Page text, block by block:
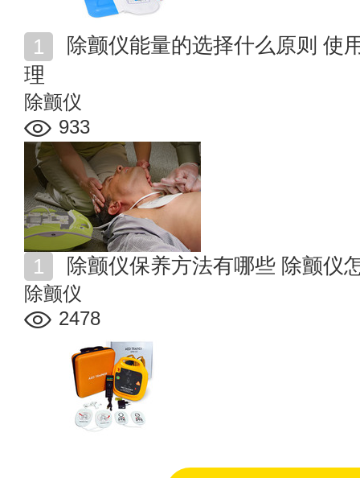
理
除颤仪
933
除颤仪保养方法有哪些 除颤仪
除颤仪
2478